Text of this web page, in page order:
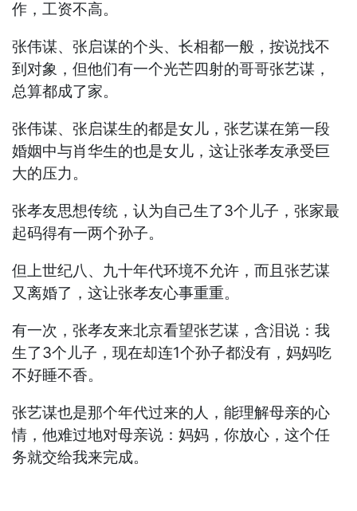
作，工资不高。
张伟谋、张启谋的个头、长相都一般，按说找不
到对象，但他们有一个光芒四射的哥哥张艺谋，
总算都成了家。
张伟谋、张启谋生的都是女儿，张艺谋在第一段
婚姻中与肖华生的也是女儿，这让张孝友承受巨
大的压力。
张孝友思想传统，认为自己生了3个儿子，张家最
起码得有一两个孙子。
但上世纪八、九十年代环境不允许，而且张艺谋
又离婚了，这让张孝友心事重重。
有一次，张孝友来北京看望张艺谋，含泪说：我
生了3个儿子，现在却连1个孙子都没有，妈妈吃
不好睡不香。
张艺谋也是那个年代过来的人，能理解母亲的心
情，他难过地对母亲说：妈妈，你放心，这个任
务就交给我来完成。